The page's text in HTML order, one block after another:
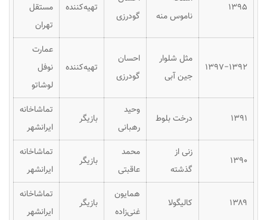
۱۳۹۵
ناموس منه
گودرزی
تهیه‌کننده
مستقل
تهران
۱۳۹۷−۱۳۹۲
مثل شلوار
جین آبی
احسان
گودرزی
تهیه‌کننده
عمارت
نوفل
لوشاتو
۱۳۹۱ درخت بلوط
وحید
رهبانی
بازیگر
تماشاخانه
ایرانشهر
۱۳۹۰
زنی از
گذشته
محمد
عاقبتی
بازیگر
تماشاخانه
ایرانشهر
۱۳۸۹ کالیگولا
همایون
غنی‌زاده
بازیگر
تماشاخانه
ایرانشهر